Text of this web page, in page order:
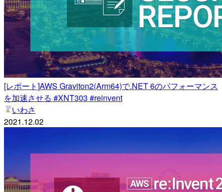
[レポート]AWS Graviton2(Arm64)で.NET 6のパフォーマンス
を加速させる #XNT303 #reinvent
いわさ
2021.12.02